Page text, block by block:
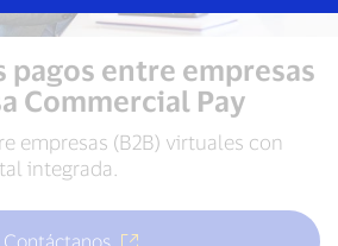
pagos entre empresas
Commercial Pay
empresas (B2B) virtuales con
integrada.
Contáctanos